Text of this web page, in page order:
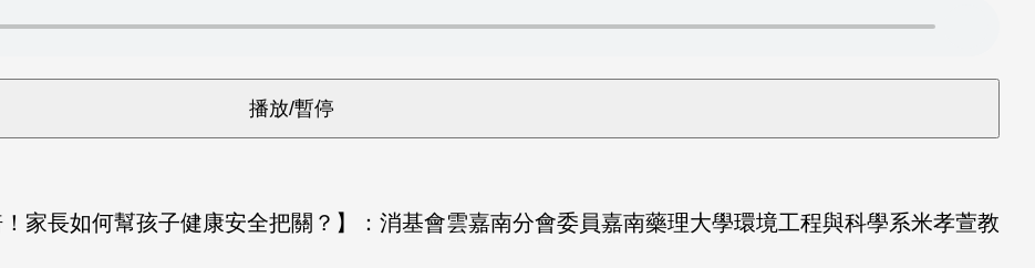
家長如何幫孩子健康安全把關？】：消基會雲嘉南分會委員嘉南藥理大學環境工程與科學系米孝萱教